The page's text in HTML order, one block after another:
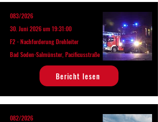
083/2026
30. Juni 2026 um 19:31:00
F2 - Nachforderung Drehleiter
Bad Soden-Salmünster, Pacificusstraße
Bericht lesen
082/2026